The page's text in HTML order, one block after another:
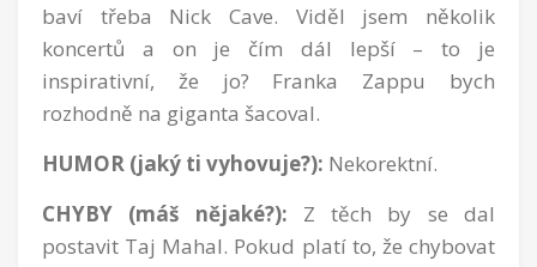
baví třeba Nick Cave. Viděl jsem několik
koncertů a on je čím dál lepší – to je
inspirativní, že jo? Franka Zappu bych
rozhodně na giganta šacoval.
HUMOR (jaký ti vyhovuje?): Nekorektní.
CHYBY (máš nějaké?):
Z těch by se dal
postavit Taj Mahal. Pokud platí to, že chybovat